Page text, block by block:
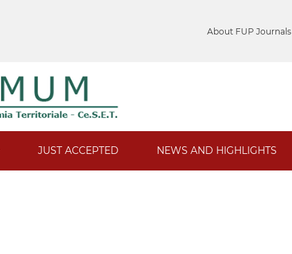
About FUP Journals
JUST ACCEPTED NEWS AND HIGHLIGHTS